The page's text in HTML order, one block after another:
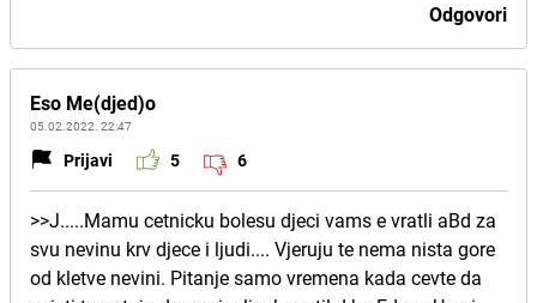
Odgovori
Eso Me(djed)o
05.02.2022. 22:47
Prijavi 5 6
>>J.....Mamu cetnicku bolesu djeci vams e vratli aBd za
svu nevinu krv djece i ljudi.... Vjeruju te nema nista gore
od kletve nevini. Pitanje samo vremena kada cevte da